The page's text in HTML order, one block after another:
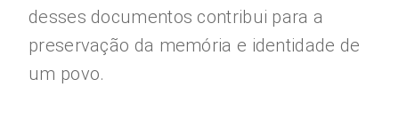
desses documentos contribui para a
preservação da memória e identidade de
um povo.